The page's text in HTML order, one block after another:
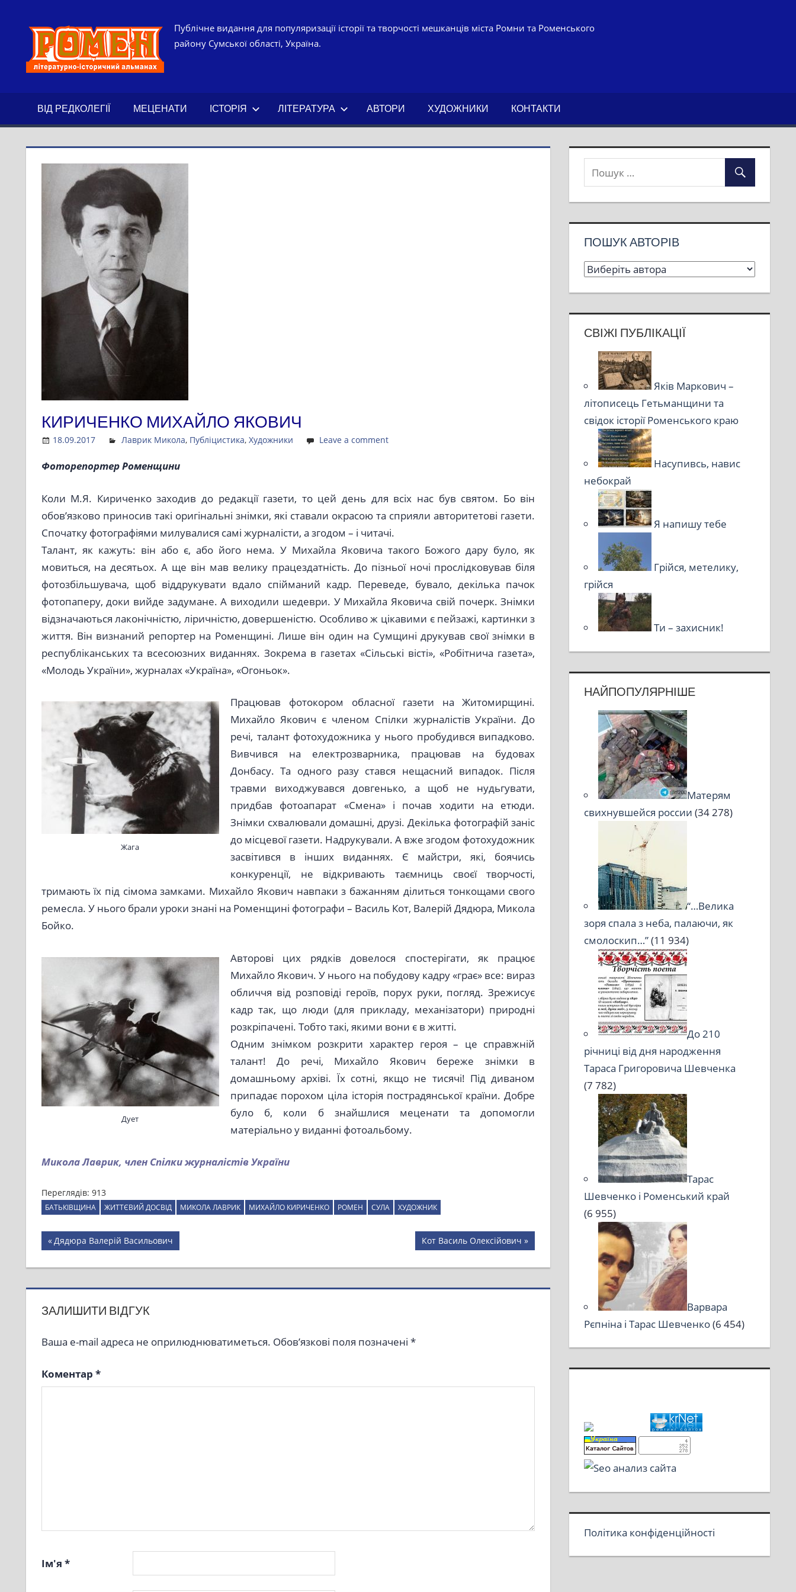
РОМЕН.
ІСТОРИЧНИЙ
АЛЬМАНАХ.
Публічне видання для популяризації історії та творчості мешканців міста Ромни та Роменського
району Сумської області, Україна.
ВІД РЕДКОЛЕГІЇ МЕЦЕНАТИ ІСТОРІЯ ЛІТЕРАТУРА АВТОРИ ХУДОЖНИКИ КОНТАКТИ
КИРИЧЕНКО МИХАЙЛО ЯКОВИЧ
18.09.2017 Admin
Лаврик Микола, Публіцистика, Художники Leave a comment
Фоторепортер Роменщини
Коли М.Я. Кириченко заходив до редакції газети, то цей день для всіх нас був святом. Бо він
обов’язково приносив такі оригінальні знімки, які ставали окрасою та сприяли авторитетові газети.
Спочатку фотографіями милувалися самі журналісти, а згодом – і читачі.
Талант, як кажуть: він або є, або його нема. У Михайла Яковича такого Божого дару було, як
мовиться, на десятьох. А ще він мав велику працездатність. До пізньої ночі прослідковував біля
фотозбільшувача, щоб віддрукувати вдало спійманий кадр. Переведе, бувало, декілька пачок
фотопаперу, доки вийде задумане. А виходили шедеври. У Михайла Яковича свій почерк. Знімки
відзначаються лаконічністю, ліричністю, довершеністю. Особливо ж цікавими є пейзажі, картинки з
життя. Він визнаний репортер на Роменщині. Лише він один на Сумщині друкував свої знімки в
республіканських та всесоюзних виданнях. Зокрема в газетах «Сільські вісті», «Робітнича газета»,
«Молодь України», журналах «Україна», «Огоньок».
Жага
Працював фотокором обласної газети на Житомирщині.
Михайло Якович є членом Спілки журналістів України. До
речі, талант фотохудожника у нього пробудився випадково.
Вивчився на електрозварника, працював на будовах
Донбасу. Та одного разу стався нещасний випадок. Після
травми виходжувався довгенько, а щоб не нудьгувати,
придбав фотоапарат «Смена» і почав ходити на етюди.
Знімки схвалювали домашні, друзі. Декілька фотографій заніс
до місцевої газети. Надрукували. А вже згодом фотохудожник
засвітився в інших виданнях. Є майстри, які, боячись
конкуренції, не відкривають таємниць своєї творчості,
тримають їх під сімома замками. Михайло Якович навпаки з бажанням ділиться тонкощами свого
ремесла. У нього брали уроки знані на Роменщині фотографи – Василь Кот, Валерій Дядюра, Микола
Бойко.
Дует
Авторові цих рядків довелося спостерігати, як працює
Михайло Якович. У нього на побудову кадру «грає» все: вираз
обличчя від розповіді героїв, порух руки, погляд. Зрежисує
кадр так, що люди (для прикладу, механізатори) природні
розкріпачені. Тобто такі, якими вони є в житті.
Одним знімком розкрити характер героя – це справжній
талант! До речі, Михайло Якович береже знімки в
домашньому архіві. Їх сотні, якщо не тисячі! Під диваном
припадає порохом ціла історія пострадянської країни. Добре
було б, коли б знайшлися меценати та допомогли
матеріально у виданні фотоальбому.
Микола Лаврик, член Спілки журналістів України
Переглядів: 913
БАТЬКІВЩИНА ЖИТТЄВИЙ ДОСВІД МИКОЛА ЛАВРИК МИХАЙЛО КИРИЧЕНКО РОМЕН СУЛА ХУДОЖНИК
Навігація
записів
Previous
Post:
Дядюра Валерій Васильович
Next
Post:
Кот Василь Олексійович
ЗАЛИШИТИ ВІДГУК
Ваша e-mail адреса не оприлюднюватиметься. Обов’язкові поля позначені *
Коментар *
Ім'я *
ПОШУК АВТОРІВ
СВІЖІ ПУБЛІКАЦІЇ
Яків Маркович –
літописець Гетьманщини та
свідок історії Роменського краю
Насупивсь, навис
небокрай
Я напишу тебе
Грійся, метелику,
грійся
Ти – захисник!
НАЙПОПУЛЯРНІШЕ
Матерям
свихнувшейся россии (34 278)
“…Велика
зоря спала з неба, палаючи, як
смолоскип…”(11 934)
До 210
річниці від дня народження
Тараса Григоровича Шевченка
(7 782)
Тарас
Шевченко і Роменський край
(6 955)
Варвара
Рєпніна і Тарас Шевченко(6 454)
Політика конфіденційності